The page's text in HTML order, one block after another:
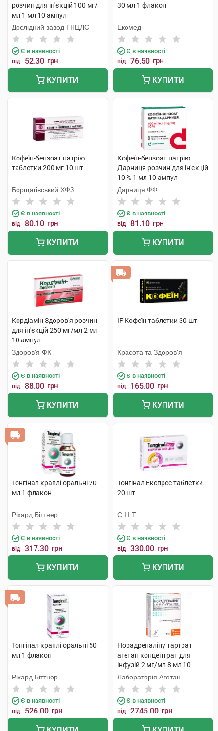
розчин для ін'єкцій 100 мг/
мл 1 мл 10 ампул
Дослідний завод ГНЦЛС
Є в наявності
від 52.30 грн
КУПИТИ
30 мл 1 флакон
Екомед
Є в наявності
від 76.50 грн
КУПИТИ
Кофеїн-бензоат натрію
таблетки 200 мг 10 шт
Борщагівський ХФЗ
Є в наявності
від 80.10 грн
КУПИТИ
Кофеїн-бензоат натрію
Дарниця розчин для ін'єкцій
10 % 1 мл 10 ампул
Дарниця ФФ
Є в наявності
від 81.10 грн
КУПИТИ
Кордіамін Здоров'я розчин
для ін'єкцій 250 мг/мл 2 мл
10 ампул
Здоров'я ФК
Є в наявності
від 88.00 грн
КУПИТИ
IF Кофеїн таблетки 30 шт
Красота та Здоров'я
Є в наявності
від 165.00 грн
КУПИТИ
Тонгінал краплі оральні 20
мл 1 флакон
Ріхард Біттнер
Є в наявності
від 317.30 грн
КУПИТИ
Тонгінал Експрес таблетки
20 шт
С.І.І.Т.
Є в наявності
від 330.00 грн
КУПИТИ
Тонгінал краплі оральні 50
мл 1 флакон
Ріхард Біттнер
Є в наявності
від 526.00 грн
Норадреналіну тартрат
агетан концентрат для
інфузій 2 мг/мл 8 мл 10
ампул
Лабораторія Агетан
Є в наявності
від 2745.00 грн